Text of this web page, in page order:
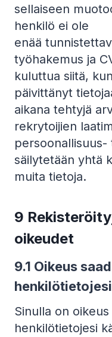
sellaiseen
henkilö ei ole
enää
työhakemus ja
kuluttua siitä,
päivittänyt
aikana tehtyjä
rekrytoijien
säilytetään yhtä
muita tietoja.
9
oikeudet
9.1 Oikeus
Sinulla on
henkilötietojesi